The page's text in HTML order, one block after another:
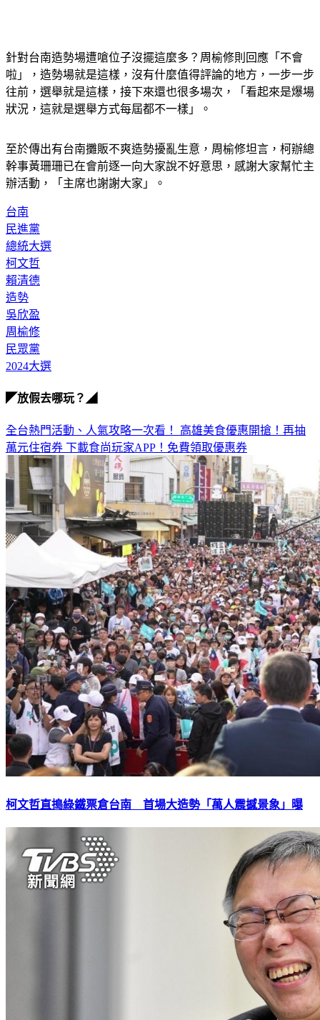
針對台南造勢場遭嗆位子沒擺這麼多？周榆修則回應「不會
啦」，造勢場就是這樣，沒有什麼值得評論的地方，一步一步
往前，選舉就是這樣，接下來還也很多場次，「看起來是爆場
狀況，這就是選舉方式每屆都不一樣」。
至於傳出有台南攤販不爽造勢擾亂生意，周榆修坦言，柯辦總
幹事黃珊珊已在會前逐一向大家說不好意思，感謝大家幫忙主
辦活動，「主席也謝謝大家」。
台南
民進黨
總統大選
柯文哲
賴清德
造勢
吳欣盈
周榆修
民眾黨
2024大選
◤放假去哪玩？◢
全台熱門活動、人氣攻略一次看！ 高雄美食優惠開搶！再抽
萬元住宿券 下載食尚玩家APP！免費領取優惠券
柯文哲直搗綠鐵票倉台南 首場大造勢「萬人震撼景象」曝